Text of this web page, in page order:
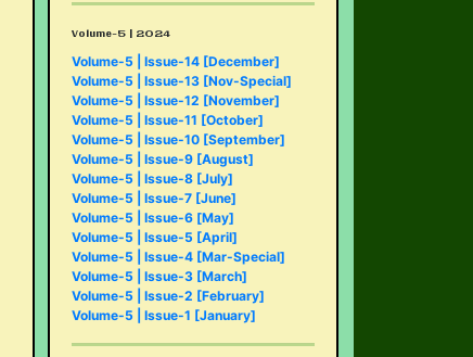
Volume-5 | 2024
Volume-5 | Issue-14 [December]
Volume-5 | Issue-13 [Nov-Special]
Volume-5 | Issue-12 [November]
Volume-5 | Issue-11 [October]
Volume-5 | Issue-10 [September]
Volume-5 | Issue-9 [August]
Volume-5 | Issue-8 [July]
Volume-5 | Issue-7 [June]
Volume-5 | Issue-6 [May]
Volume-5 | Issue-5 [April]
Volume-5 | Issue-4 [Mar-Special]
Volume-5 | Issue-3 [March]
Volume-5 | Issue-2 [February]
Volume-5 | Issue-1 [January]